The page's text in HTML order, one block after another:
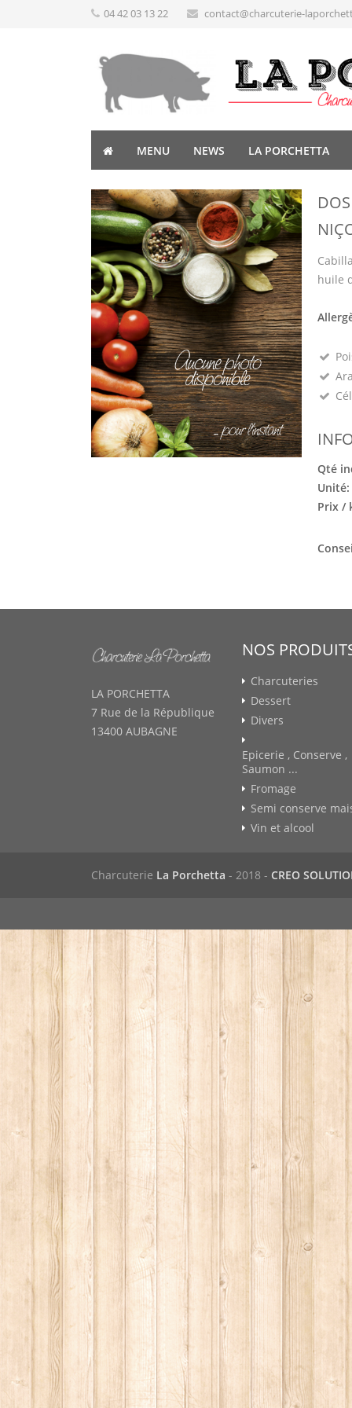
04 42 03 13 22 contact@charcuterie-
MENU NEWS LA PORCHETTA
huile
Qté
Unité:
Prix /
LA PORCHETTA
7 Rue de la République
13400 AUBAGNE
NOS
Charcuteries
Dessert
Divers
Epicerie , Conserve ,
Saumon ...
Fromage
Semi conserve
Vin et alcool
Charcuterie La Porchetta - 2018 - CREO